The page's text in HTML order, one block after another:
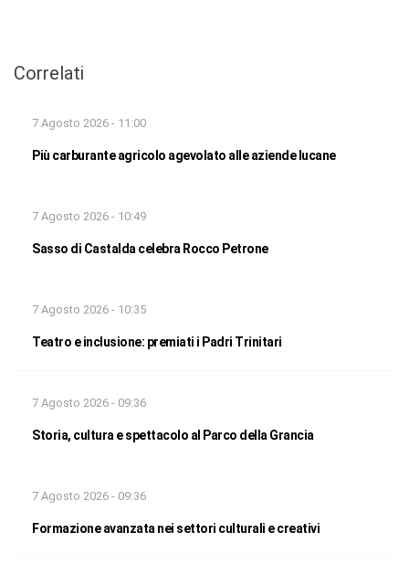
Correlati
7 Agosto 2026 - 11:00
Più carburante agricolo agevolato alle aziende lucane
7 Agosto 2026 - 10:49
Sasso di Castalda celebra Rocco Petrone
7 Agosto 2026 - 10:35
Teatro e inclusione: premiati i Padri Trinitari
7 Agosto 2026 - 09:36
Storia, cultura e spettacolo al Parco della Grancia
7 Agosto 2026 - 09:36
Formazione avanzata nei settori culturali e creativi